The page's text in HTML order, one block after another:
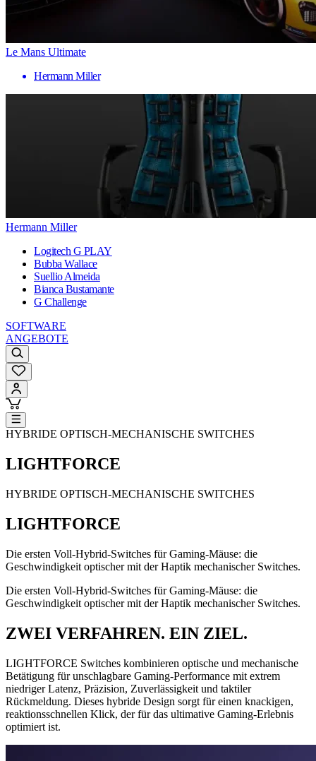
Le Mans Ultimate
Hermann Miller
Hermann Miller
Logitech G PLAY
Bubba Wallace
Suellio Almeida
Bianca Bustamante
G Challenge
SOFTWARE
ANGEBOTE
HYBRIDE OPTISCH-MECHANISCHE SWITCHES
LIGHTFORCE
HYBRIDE OPTISCH-MECHANISCHE SWITCHES
LIGHTFORCE
Die ersten Voll-Hybrid-Switches für Gaming-Mäuse: die
Geschwindigkeit optischer mit der Haptik mechanischer Switches.
Die ersten Voll-Hybrid-Switches für Gaming-Mäuse: die
Geschwindigkeit optischer mit der Haptik mechanischer Switches.
ZWEI VERFAHREN. EIN ZIEL.
LIGHTFORCE Switches kombinieren optische und mechanische
Betätigung für unschlagbare Gaming-Performance mit extrem
niedriger Latenz, Präzision, Zuverlässigkeit und taktiler
Rückmeldung. Dieses hybride Design sorgt für einen knackigen,
reaktionsschnellen Klick, der für das ultimative Gaming-Erlebnis
optimiert ist.